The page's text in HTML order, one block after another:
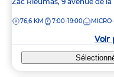
la
DISTANCE
76,6 KM 7:00-19:00
Voir